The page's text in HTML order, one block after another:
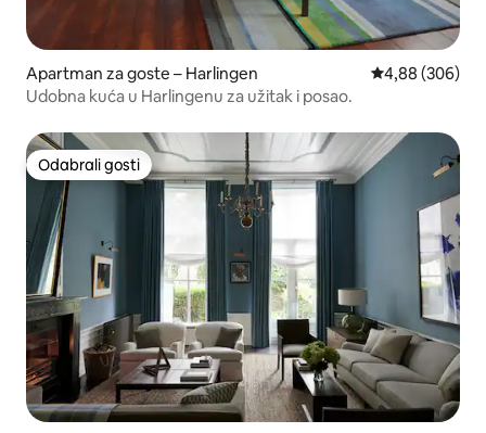
Apartman za goste – Harlingen Prosječna
4,88 (306)
Udobna kuća u Harlingenu za užitak i posao.
Odabrali gosti
Odabrali gosti